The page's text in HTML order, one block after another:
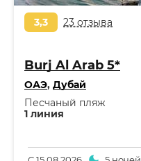
3,3 23 отзыва
Burj Al Arab 5*
ОАЭ, Дубай
1 линия
Песчаный пляж